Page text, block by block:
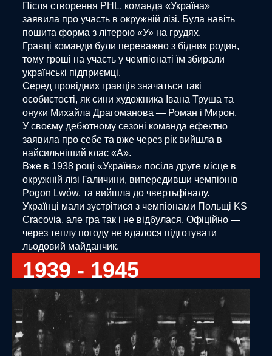
Після створення PHL, команда «Україна»
заявила про участь в окружній лізі. Була навіть
пошита форма з літерою «У» на грудях.
Гравці команди були переважно з бідних родин,
тому гроші на участь у чемпіонаті їм збирали
українські підприємці.
Серед провідних гравців значаться такі
особистості, як сини художника Івана Труша та
онуки Михайла Драгоманова — Роман і Мирон.
У своєму дебютному сезоні команда ефектно
заявила про себе та вже через рік вийшла в
найсильніший клас «А».
Вже в 1938 році «Україна» посіла друге місце в
окружній лізі Галичини, випередивши чемпіонів
Pogon Lwów, та вийшла до чвертьфіналу.
Українці мали зустрітися з чемпіонами Польщі KS
Cracovia, але гра так і не відбулася. Офіційно —
через теплу погоду не вдалося підготувати
льодовий майданчик.
1939 - 1945